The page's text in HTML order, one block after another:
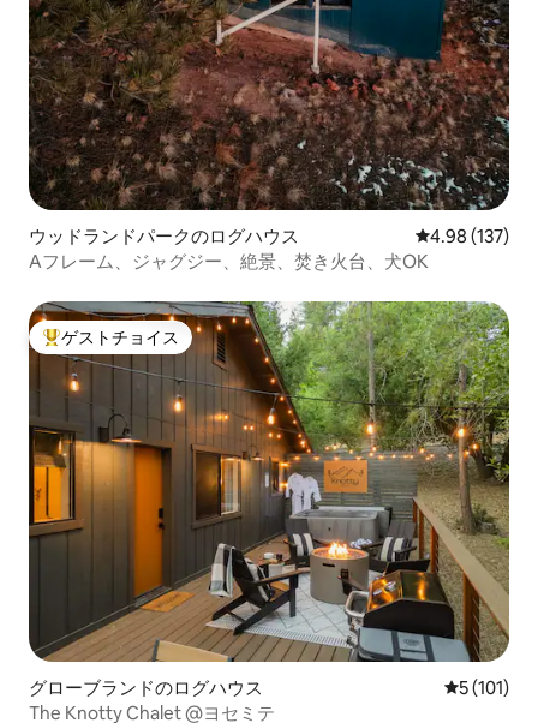
ウッドランドパークのログハウス レビュー137
4.98 (137)
Aフレーム、ジャグジー、絶景、焚き火台、犬OK
大好評のゲストチョイスです。
ゲストチョイス
グローブランドのログハウス レビュー
5 (101)
The Knotty Chalet @ヨセミテ